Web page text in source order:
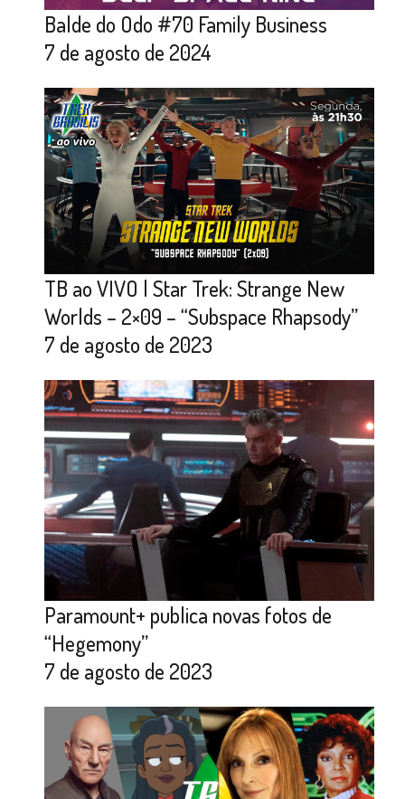
Balde do Odo #70 Family Business
7 de agosto de 2024
TB ao VIVO | Star Trek: Strange New
Worlds – 2×09 – “Subspace Rhapsody”
7 de agosto de 2023
Paramount+ publica novas fotos de
“Hegemony”
7 de agosto de 2023